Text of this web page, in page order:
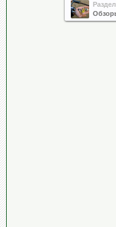
Раздел